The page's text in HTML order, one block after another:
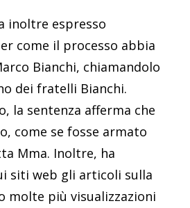
inoltre espresso
come il processo abbia
Bianchi, chiamandolo
dei fratelli Bianchi.
la sentenza afferma che
come se fosse armato
Mma. Inoltre, ha
siti web gli articoli sulla
molte più visualizzazioni